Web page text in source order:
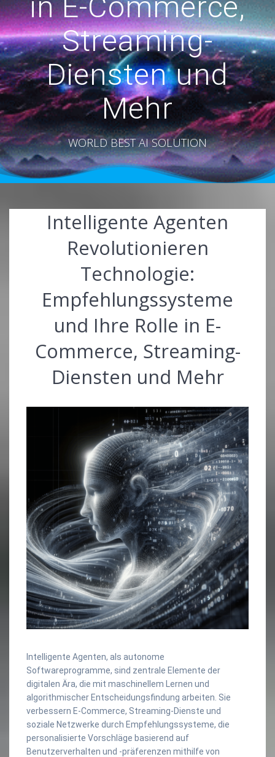
Streaming-
Diensten und
Mehr
WORLD BEST AI SOLUTION
Intelligente Agenten
Revolutionieren
Technologie:
Empfehlungssysteme
und Ihre Rolle in E-
Commerce, Streaming-
Diensten und Mehr
Intelligente Agenten, als autonome
Softwareprogramme, sind zentrale Elemente der
digitalen Ära, die mit maschinellem Lernen und
algorithmischer Entscheidungsfindung arbeiten. Sie
verbessern E-Commerce, Streaming-Dienste und
soziale Netzwerke durch Empfehlungssysteme, die
personalisierte Vorschläge basierend auf
Benutzerverhalten und -präferenzen mithilfe von